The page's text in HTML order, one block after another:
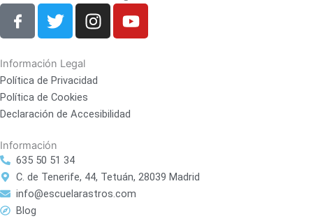
T
w
t
t
e
r
I
n
a
r
Y
o
e
Información Legal
Política de Privacidad
Política de Cookies
Declaración de Accesibilidad
Información
635 50 51 34
C. de Tenerife, 44, Tetuán, 28039 Madrid
info@escuelarastros.com
Blog